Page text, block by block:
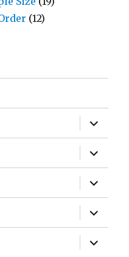
(12)
expand
child
menu
expand
child
menu
expand
child
menu
expand
child
menu
expand
child